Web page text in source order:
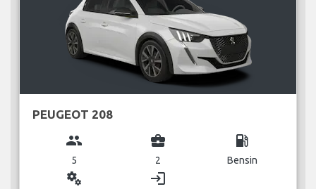
PEUGEOT 208
group
5
business_center
2
local_gas_station
Bensin
miscellaneous_services login